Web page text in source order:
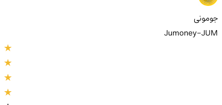
جومونی
Jumoney-JUM